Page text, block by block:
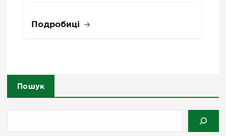
Подробиці
Пошук